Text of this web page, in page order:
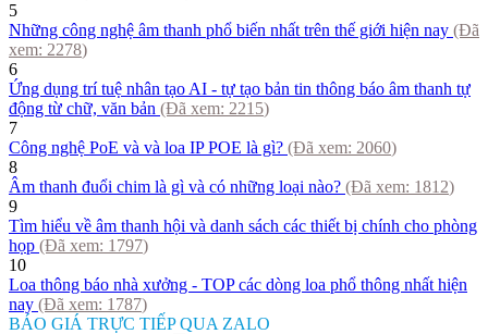
5
Những công nghệ âm thanh phổ biến nhất trên thế giới hiện nay (Đã
xem: 2278)
6
Ứng dụng trí tuệ nhân tạo AI - tự tạo bản tin thông báo âm thanh tự
động từ chữ, văn bản (Đã xem: 2215)
7
Công nghệ PoE và và loa IP POE là gì? (Đã xem: 2060)
8
Âm thanh đuổi chim là gì và có những loại nào? (Đã xem: 1812)
9
Tìm hiểu về âm thanh hội và danh sách các thiết bị chính cho phòng
họp (Đã xem: 1797)
10
Loa thông báo nhà xưởng - TOP các dòng loa phổ thông nhất hiện
nay (Đã xem: 1787)
BÁO GIÁ TRỰC TIẾP QUA ZALO